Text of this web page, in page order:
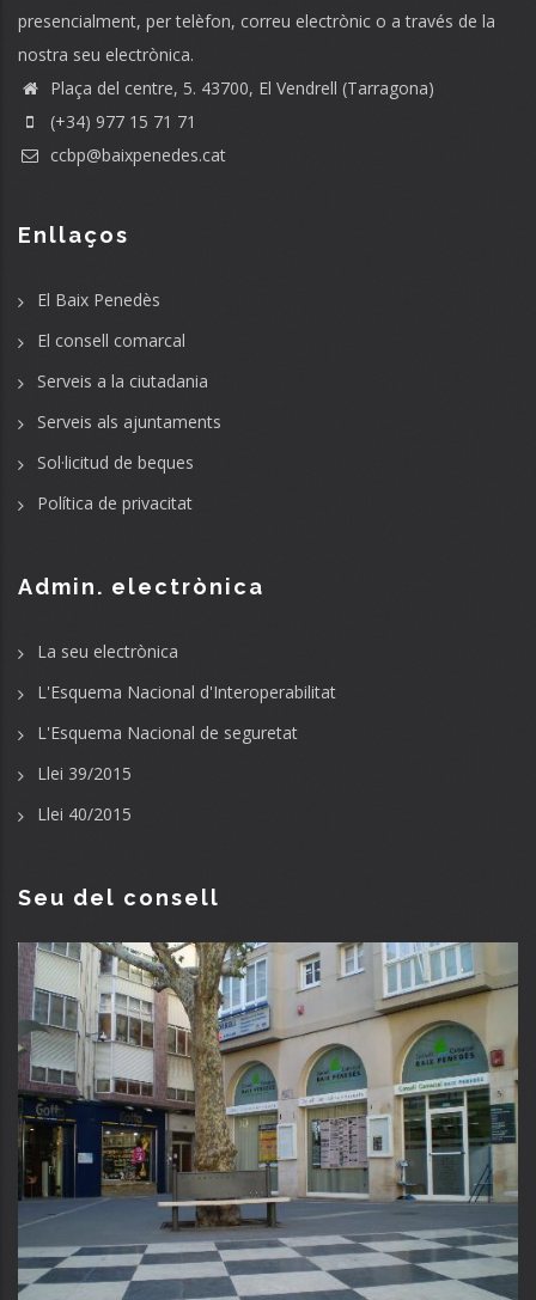
presencialment, per telèfon, correu electrònic o a través de la
nostra seu electrònica.
Plaça del centre, 5. 43700, El Vendrell (Tarragona)
(+34) 977 15 71 71
ccbp@baixpenedes.cat
Enllaços
El Baix Penedès
El consell comarcal
Serveis a la ciutadania
Serveis als ajuntaments
Sol·licitud de beques
Política de privacitat
Admin. electrònica
La seu electrònica
L'Esquema Nacional d'Interoperabilitat
L'Esquema Nacional de seguretat
Llei 39/2015
Llei 40/2015
Seu del consell